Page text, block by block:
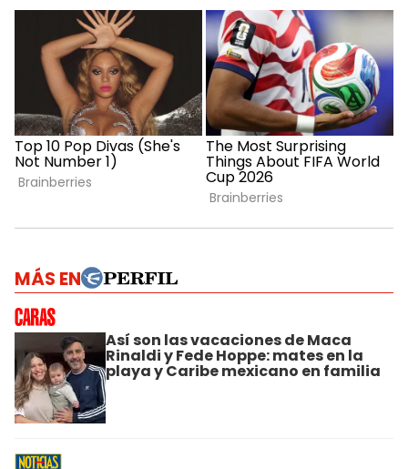
MÁS EN
Así son las vacaciones de Maca
Rinaldi y Fede Hoppe: mates en la
playa y Caribe mexicano en familia